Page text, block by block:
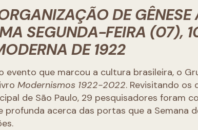
DE
SEGUNDA-FEIRA (07),
DE 1922
evento que marcou a cultura brasileira, o
Modernismos 1922-2022. Revisitando
de São Paulo, 29 pesquisadores foram
profunda acerca das portas que a Semana